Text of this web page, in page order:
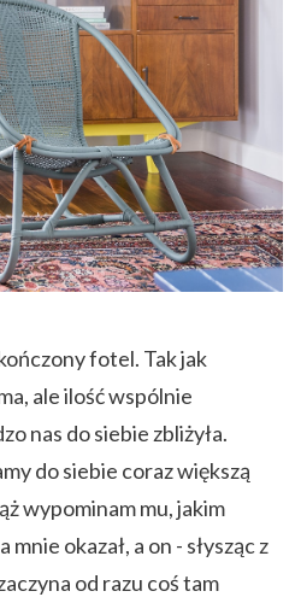
fotel. Tak jak
ale ilość wspólnie
nas do siebie zbliżyła.
do siebie coraz większą
wypominam mu, jakim
okazał, a on - słysząc z
od razu coś tam